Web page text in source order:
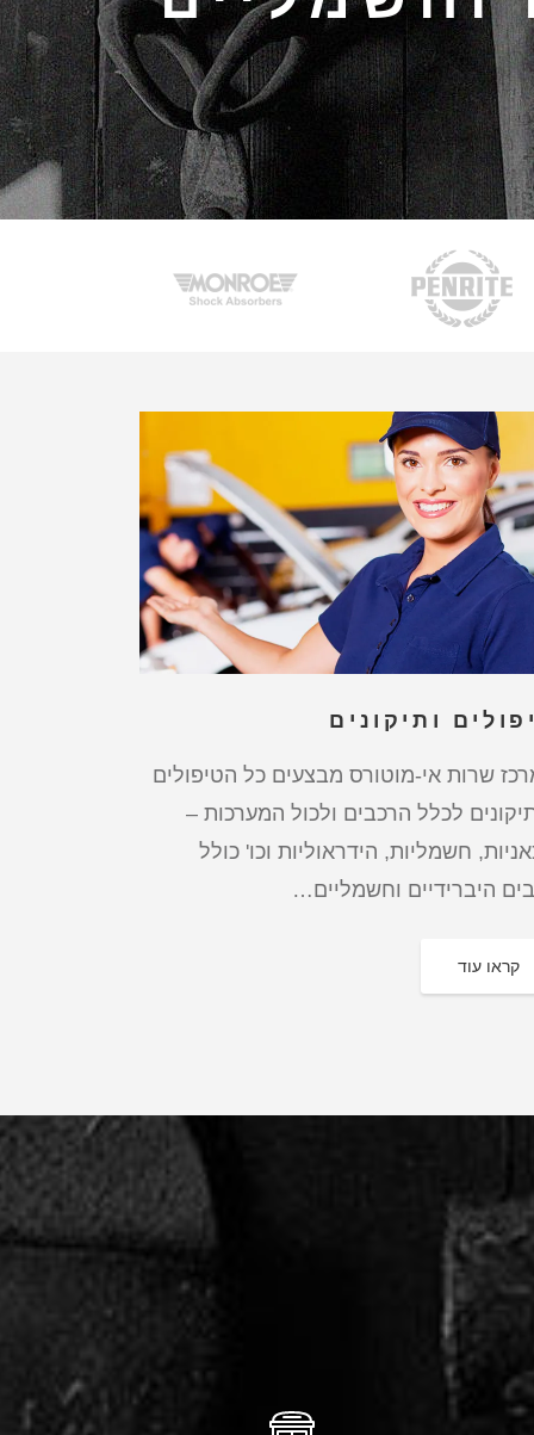
ותיקונים
שרות אי-מוטורס מבצעים כל הטיפולים
לכלל הרכבים ולכול המערכות –
חשמליות, הידראוליות וכו' כולל
היברידיים וחשמליים…
קראו עוד